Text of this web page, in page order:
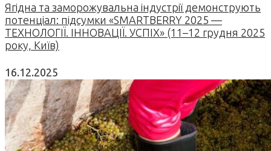
Ягідна та заморожувальна індустрії демонструють
потенціал: підсумки «SMARTBERRY 2025 —
ТЕХНОЛОГІЇ. ІННОВАЦІЇ. УСПІХ» (11–12 грудня 2025
року, Київ)
16.12.2025